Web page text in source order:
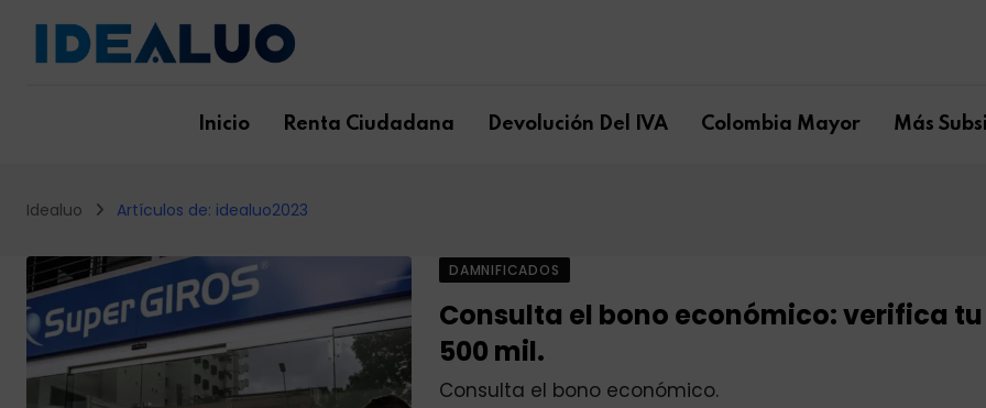
content
Inicio Renta Ciudadana Devolución Del IVA Colombia Mayor Más
Idealuo Artículos de: idealuo2023
DAMNIFICADOS
Consulta el bono económico: verifica
500 mil.
Consulta el bono económico.